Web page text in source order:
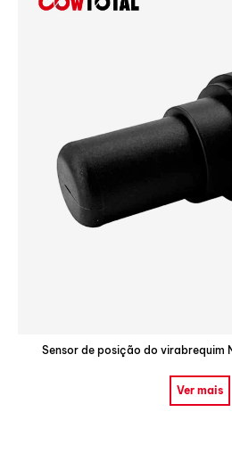
Sensor de posição do virabrequim
Ver mais